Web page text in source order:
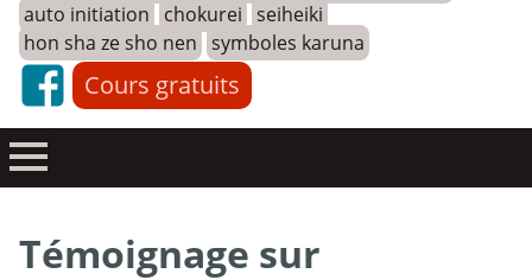
auto initiation
chokurei seiheiki
hon sha ze sho nen symboles karuna
Cours gratuits
Témoignage sur